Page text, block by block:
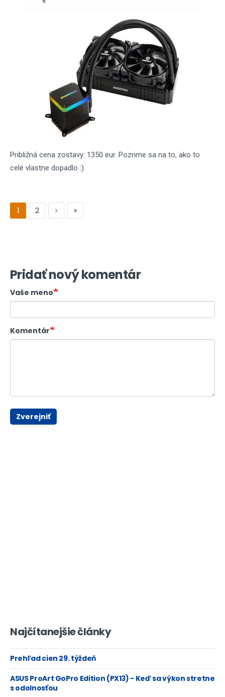
Približná cena zostavy: 1350 eur. Pozrime sa na to, ako to
celé vlastne dopadlo :)
1 2
Pridať nový komentár
Vaše meno
Komentár
Zverejniť
Najčítanejšie články
Prehľad cien 29. týždeň
ASUS ProArt GoPro Edition (PX13) - Keď sa výkon stretne
s odolnosťou